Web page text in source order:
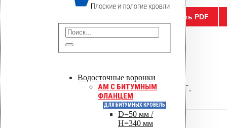
Водосточные воронки
AM C БИТУМНЫМ
ФЛАНЦЕМ
ДЛЯ БИТУМНЫХ КРОВЕЛЬ
D=50 мм /
H=340 мм
Сохранить PDF
0out of 5
( Отзывов пока нет. )
21.90р.Цена за шт.